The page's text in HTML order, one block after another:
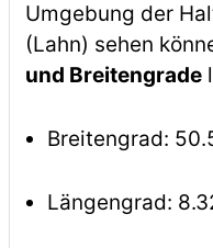
Umgebung der
(Lahn) sehen
und Breitengrade
Breitengrad:
Längengrad: